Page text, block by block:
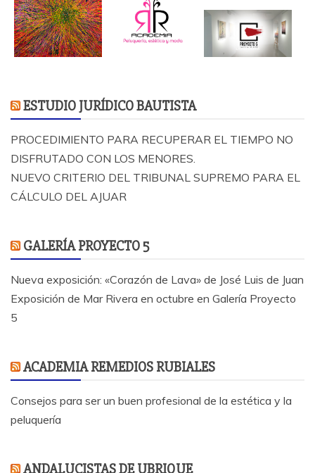
ESTUDIO JURÍDICO BAUTISTA
PROCEDIMIENTO PARA RECUPERAR EL TIEMPO NO
DISFRUTADO CON LOS MENORES.
NUEVO CRITERIO DEL TRIBUNAL SUPREMO PARA EL
CÁLCULO DEL AJUAR
GALERÍA PROYECTO 5
Nueva exposición: «Corazón de Lava» de José Luis de Juan
Exposición de Mar Rivera en octubre en Galería Proyecto
5
ACADEMIA REMEDIOS RUBIALES
Consejos para ser un buen profesional de la estética y la
peluquería
ANDALUCISTAS DE UBRIQUE